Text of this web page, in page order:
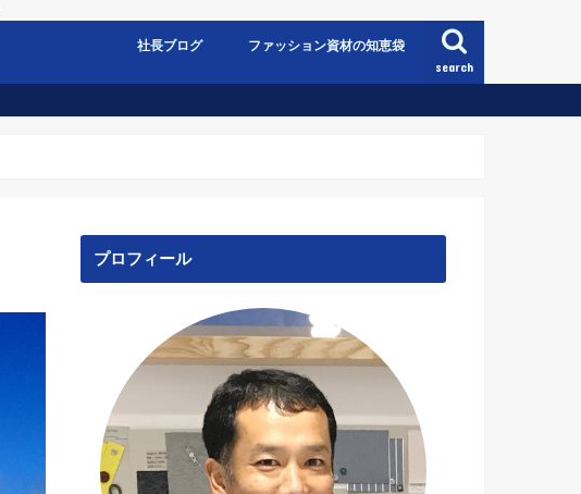
search
社長ブログ ファッション資材の知恵袋
プロフィール